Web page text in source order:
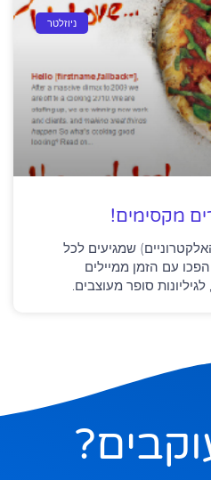
ניוזלטר
שמגיעים לכל
עם הזמן ממיילים
סופר מעוצבים.